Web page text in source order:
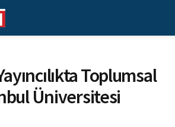
Toplumsal
Üniversitesi